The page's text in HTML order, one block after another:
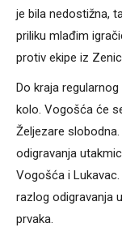
je bila nedostižna,
priliku mlađim
protiv ekipe iz
Do kraja
kolo. Vogošća će
Željezare
odigravanja
Vogošća i
razlog odigravanja
prvaka.